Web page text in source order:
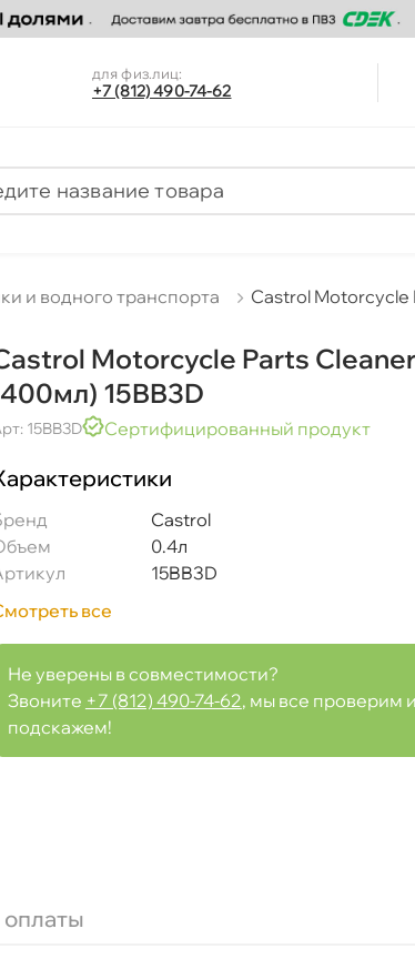
для физ.лиц:
+7 (812) 490-74-62
и водного транспорта Castrol Motorcycle
Motorcycle Parts
15BB3D
15BB3D Сертифицированный продукт
Castrol
0.4л
15BB3D
все
Не уверены в совместимости?
Звоните +7 (812) 490-74-62, мы все проверим и
подскажем!